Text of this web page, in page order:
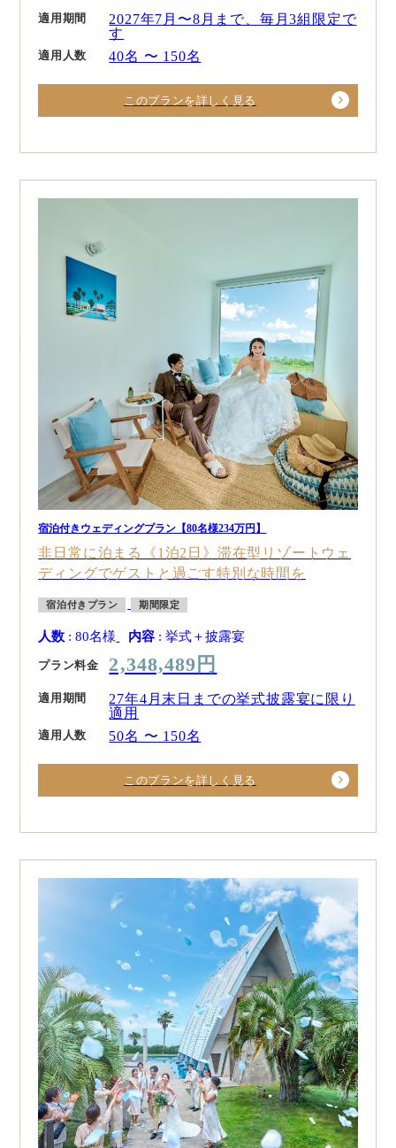
適用期間
2027年7月〜8月まで、毎月3組限定で
す
適用人数 40名 〜 150名
このプランを詳しく見る
宿泊付きウェディングプラン【80名様234万円】
非日常に泊まる《1泊2日》滞在型リゾートウェ
ディングでゲストと過ごす特別な時間を
宿泊付きプラン 期間限定
人数 : 80名様 内容 : 挙式＋披露宴
プラン料金 2,348,489円
適用期間
27年4月末日までの挙式披露宴に限り
適用
適用人数 50名 〜 150名
このプランを詳しく見る